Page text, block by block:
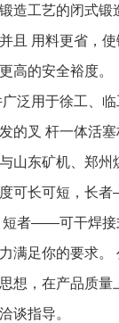
造工艺的闭式锻
且 用料更省，
高的安全裕度。
泛用于徐工、
的叉 杆一体活
山东矿机、郑州
可长可短，长
短者——可干焊接
满足你的要求。
想，在产品质量
谈指导。